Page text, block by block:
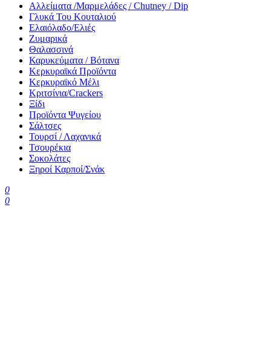
Αλλείματα /Μαρμελάδες / Chutney / Dip
Γλυκά Του Κουταλιού
Ελαιόλαδο/Ελιές
Ζυμαρικά
Θαλασσινά
Καρυκεύματα / Βότανα
Κερκυραϊκά Προϊόντα
Κερκυραϊκό Μέλι
Κριτσίνια/Crackers
Ξίδι
Προϊόντα Ψυγείου
Σάλτσες
Τουρσί / Λαχανικά
Τσουρέκια
Σοκολάτες
Ξηροί Καρποί/Σνάκ
0
0